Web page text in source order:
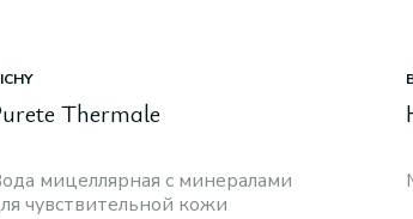
Thermale
мицеллярная с минералами
чувствительной кожи